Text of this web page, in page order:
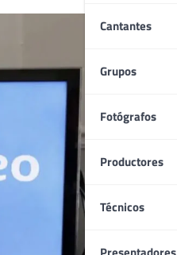
Cantantes
Grupos
Fotógrafos
Productores
Técnicos